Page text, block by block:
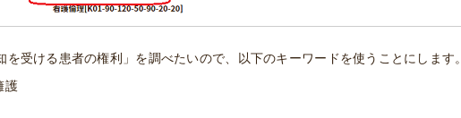
を受ける患者の権利」を調べたいので、以下のキーワードを使うことにします。
護